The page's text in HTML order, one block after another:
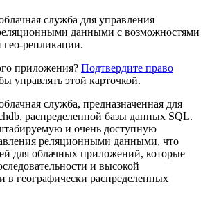
служба для управления
данными с возможностями
репликации.
приложения? Подтвердите право
управлять этой карточкой.
служба, предназначенная для
распределенной базы данных SQL.
и очень доступную
реляционными данными, что
для облачных приложений, которые
и высокой
в географически распределенных